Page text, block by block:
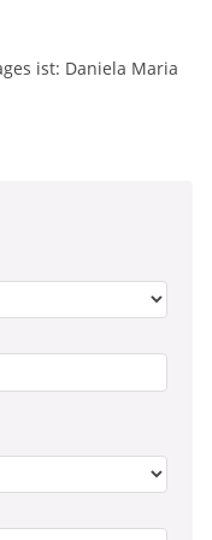
ist: Daniela Maria